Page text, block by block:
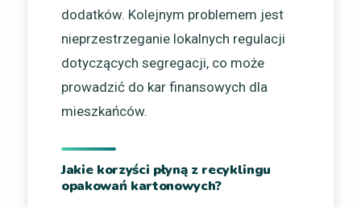
dodatków. Kolejnym problemem jest
nieprzestrzeganie lokalnych regulacji
dotyczących segregacji, co może
prowadzić do kar finansowych dla
mieszkańców.
Jakie korzyści płyną z recyklingu
opakowań kartonowych?